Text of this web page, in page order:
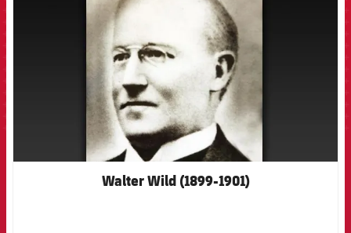
Walter Wild (1899-1901)